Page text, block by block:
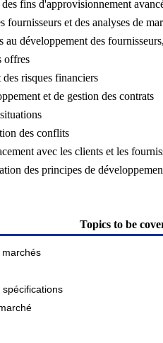
fins d'approvisionnement
fournisseurs et des analyses de
développement des
offres
risques financiers
et de gestion des contrats
des conflits
avec les clients et les
des principes de
Topics to be